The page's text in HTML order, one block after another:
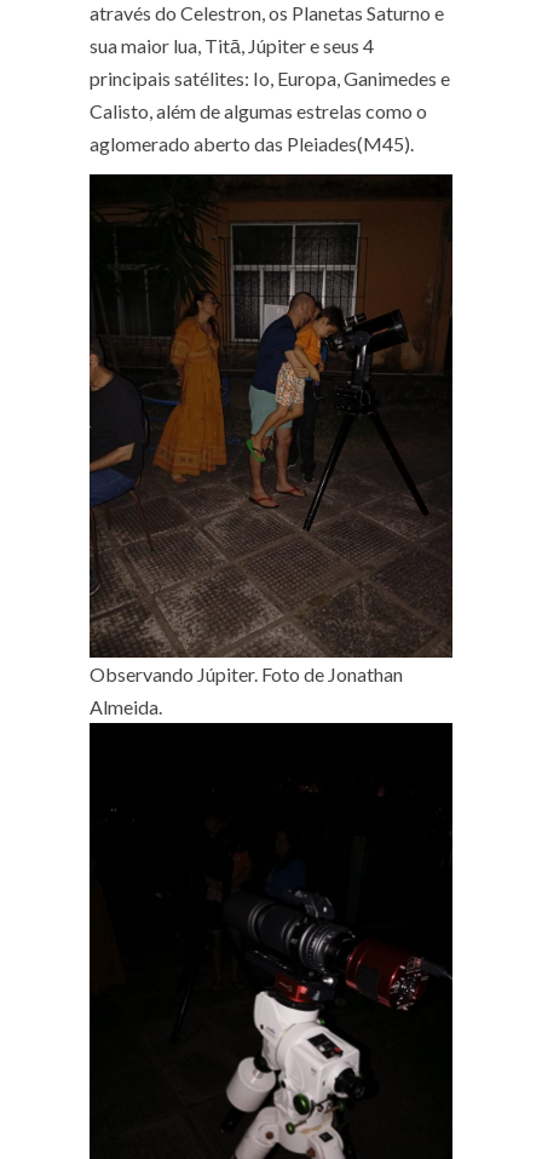
através do Celestron, os Planetas Saturno e
sua maior lua, Titā, Júpiter e seus 4
principais satélites: Io, Europa, Ganimedes e
Calisto, além de algumas estrelas como o
aglomerado aberto das Pleiades(M45).
Observando Júpiter. Foto de Jonathan
Almeida.